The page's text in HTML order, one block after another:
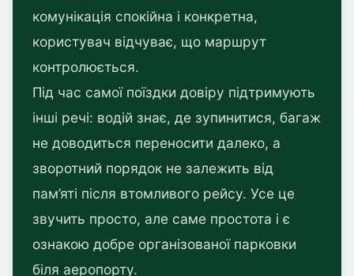
комунікація спокійна і конкретна,
користувач відчуває, що маршрут
контролюється.
Під час самої поїздки довіру підтримують
інші речі: водій знає, де зупинитися, багаж
не доводиться переносити далеко, а
зворотний порядок не залежить від
пам’яті після втомливого рейсу. Усе це
звучить просто, але саме простота і є
ознакою добре організованої парковки
біля аеропорту.